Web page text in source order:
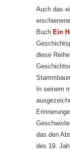
Auch das
Buch Ein
diese
In seinem
das den
des 19.